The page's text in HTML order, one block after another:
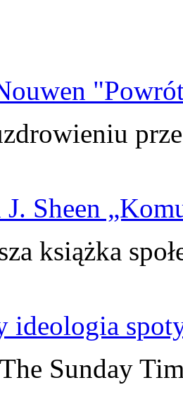
Sheen
książka
ideologia
Sunday